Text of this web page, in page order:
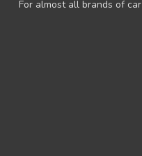
For almost all brands of car